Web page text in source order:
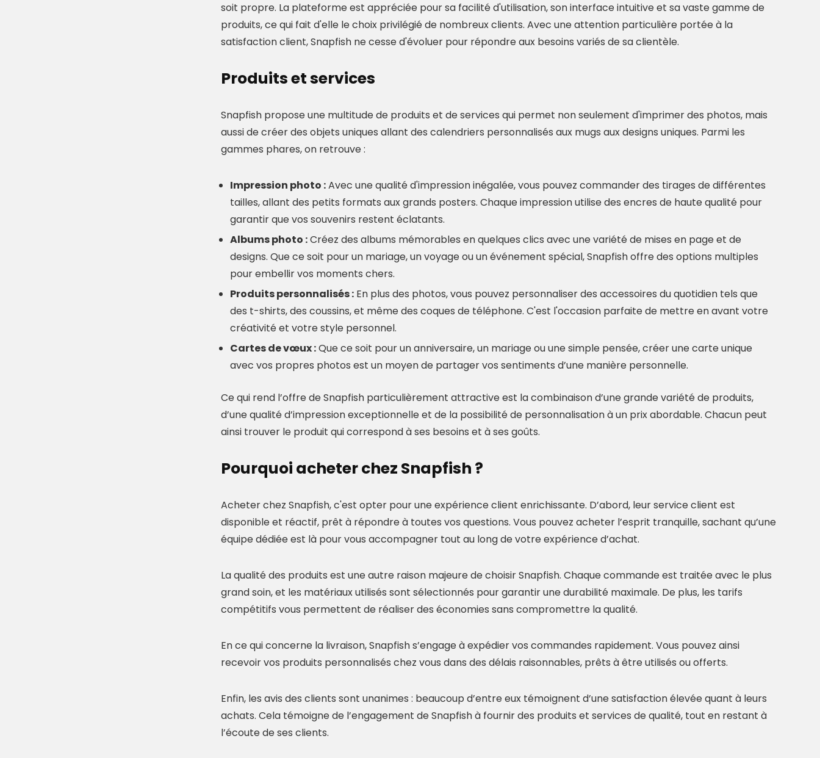
soit propre. La plateforme est appréciée pour sa facilité d'utilisation, son interface intuitive et sa vaste gamme de
produits, ce qui fait d'elle le choix privilégié de nombreux clients. Avec une attention particulière portée à la
satisfaction client, Snapfish ne cesse d'évoluer pour répondre aux besoins variés de sa clientèle.
Produits et services
Snapfish propose une multitude de produits et de services qui permet non seulement d'imprimer des photos, mais
aussi de créer des objets uniques allant des calendriers personnalisés aux mugs aux designs uniques. Parmi les
gammes phares, on retrouve :
Impression photo :Avec une qualité d'impression inégalée, vous pouvez commander des tirages de différentes
tailles, allant des petits formats aux grands posters. Chaque impression utilise des encres de haute qualité pour
garantir que vos souvenirs restent éclatants.
Albums photo :Créez des albums mémorables en quelques clics avec une variété de mises en page et de
designs. Que ce soit pour un mariage, un voyage ou un événement spécial, Snapfish offre des options multiples
pour embellir vos moments chers.
Produits personnalisés : En plus des photos, vous pouvez personnaliser des accessoires du quotidien tels que
des t-shirts, des coussins, et même des coques de téléphone. C'est l'occasion parfaite de mettre en avant votre
créativité et votre style personnel.
Cartes de vœux :Que ce soit pour un anniversaire, un mariage ou une simple pensée, créer une carte unique
avec vos propres photos est un moyen de partager vos sentiments d’une manière personnelle.
Ce qui rend l’offre de Snapfish particulièrement attractive est la combinaison d’une grande variété de produits,
d’une qualité d’impression exceptionnelle et de la possibilité de personnalisation à un prix abordable. Chacun peut
ainsi trouver le produit qui correspond à ses besoins et à ses goûts.
Pourquoi acheter chez Snapfish ?
Acheter chez Snapfish, c'est opter pour une expérience client enrichissante. D’abord, leur service client est
disponible et réactif, prêt à répondre à toutes vos questions. Vous pouvez acheter l’esprit tranquille, sachant qu’une
équipe dédiée est là pour vous accompagner tout au long de votre expérience d’achat.
La qualité des produits est une autre raison majeure de choisir Snapfish. Chaque commande est traitée avec le plus
grand soin, et les matériaux utilisés sont sélectionnés pour garantir une durabilité maximale. De plus, les tarifs
compétitifs vous permettent de réaliser des économies sans compromettre la qualité.
En ce qui concerne la livraison, Snapfish s’engage à expédier vos commandes rapidement. Vous pouvez ainsi
recevoir vos produits personnalisés chez vous dans des délais raisonnables, prêts à être utilisés ou offerts.
Enfin, les avis des clients sont unanimes : beaucoup d’entre eux témoignent d’une satisfaction élevée quant à leurs
achats. Cela témoigne de l’engagement de Snapfish à fournir des produits et services de qualité, tout en restant à
l’écoute de ses clients.